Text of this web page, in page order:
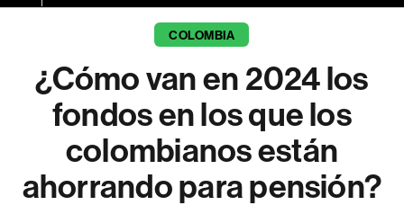
COLOMBIA
¿Cómo van en 2024 los
fondos en los que los
colombianos están
ahorrando para pensión?